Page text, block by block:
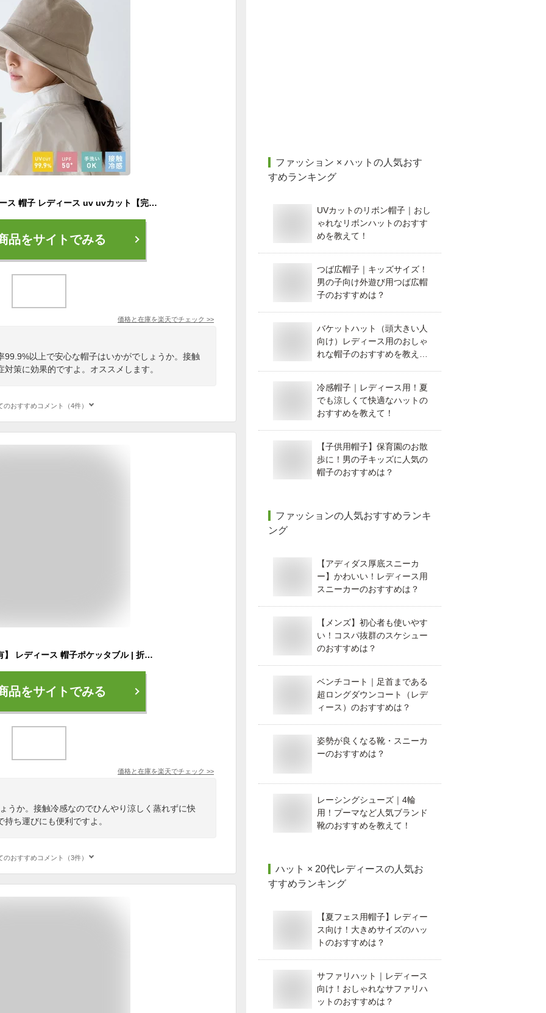
つば広 ハット レディース 帽子 レディース uv uvカット【完全遮光100％/紫外線遮蔽率99.9%以上/UPF50+/接触冷感】軽量 大きめ 深め あご紐付き 手洗いOK 混麻 UV対策 紫外線対策 uvハット フェス vnsh-748z【メール便】
品をサイトでみる
価格と在庫を楽天でチェック >>
99.9%以上で安心な帽子はいかがでしょうか。接触
策に効果的ですよ。オススメします。
のおすすめコメント（4件）
【50％OFFクーポン有】 レディース 帽子ポケッタブル | 折りたたみ UVハット UVケア あごひも 大きいサイズ ハット 自転車 紫外線 接触冷感 つば広 サイズ調整 ひんやり 日よけ あご紐 プレゼント レディース帽子 UVカット 紫外線対策 帽子 日焼け防止 紐付き コンパクト
品をサイトでみる
価格と在庫を楽天でチェック >>
うか。接触冷感なのでひんやり涼しく蒸れずに快
ち運びにも便利ですよ。
のおすすめコメント（3件）
ファッション × ハット の人気おす
すめランキング
UVカットのリボン帽子｜おし
ゃれなリボンハットのおすす
めを教えて！
つば広帽子｜キッズサイズ！
男の子向け外遊び用つば広帽
子のおすすめは？
バケットハット（頭大きい人
向け）レディース用のおしゃ
れな帽子のおすすめを教え
冷感帽子｜レディース用！夏
でも涼しくて快適なハットの
おすすめを教えて！
【子供用帽子】保育園のお散
歩に！男の子キッズに人気の
帽子のおすすめは？
ファッションの人気おすすめランキ
ング
【アディダス厚底スニーカ
ー】かわいい！レディース用
スニーカーのおすすめは？
【メンズ】初心者も使いやす
い！コスパ抜群のスケシュー
のおすすめは？
ベンチコート｜足首まである
超ロングダウンコート（レデ
ィース）のおすすめは？
姿勢が良くなる靴・スニーカ
ーのおすすめは？
レーシングシューズ｜4輪
用！プーマなど人気ブランド
靴のおすすめを教えて！
ハット × 20代レディースの人気お
すすめランキング
【夏フェス用帽子】レディー
ス向け！大きめサイズのハッ
トのおすすめは？
サファリハット｜レディース
向け！おしゃれなサファリハ
ットのおすすめは？